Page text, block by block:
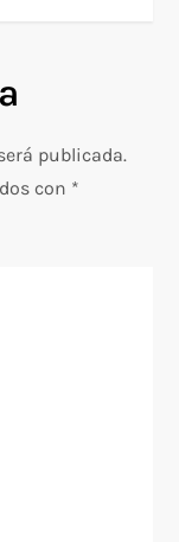
publicada.
con *